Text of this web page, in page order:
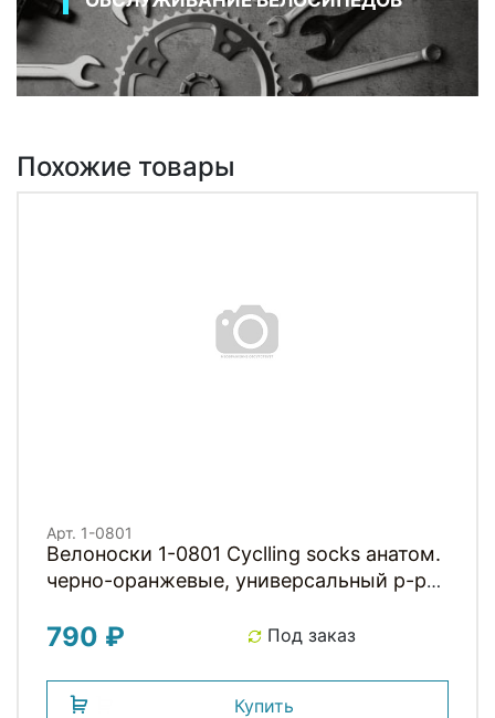
Похожие товары
Арт. 1-0801
Велоноски 1-0801 Cyclling socks анатом.
черно-оранжевые, универсальный р-р
790 ₽ Под заказ
Купить